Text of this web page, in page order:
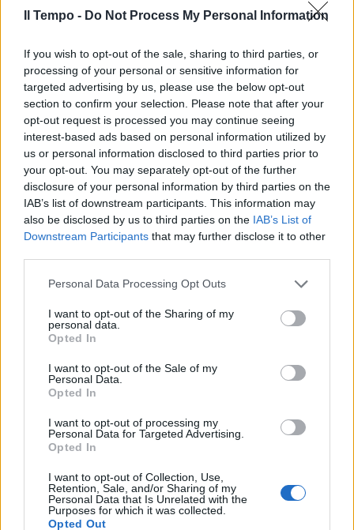
Il Tempo - Do Not Process My Personal Information
If you wish to opt-out of the sale, sharing to third parties, or
processing of your personal or sensitive information for
targeted advertising by us, please use the below opt-out
section to confirm your selection. Please note that after your
opt-out request is processed you may continue seeing
interest-based ads based on personal information utilized by
us or personal information disclosed to third parties prior to
your opt-out. You may separately opt-out of the further
disclosure of your personal information by third parties on the
IAB’s list of downstream participants. This information may
also be disclosed by us to third parties on the IAB’s List of
Downstream Participants that may further disclose it to other
Personal Data Processing Opt Outs
I want to opt-out of the Sharing of my
personal data.
Opted In
I want to opt-out of the Sale of my
Personal Data.
Opted In
I want to opt-out of processing my
Personal Data for Targeted Advertising.
Opted In
I want to opt-out of Collection, Use,
Retention, Sale, and/or Sharing of my
Personal Data that Is Unrelated with the
Purposes for which it was collected.
Opted Out
Hawala, il sistema usato da
trafficanti e terroristi per
muovere il denaro
10/06/2026
LEGAMI CON HAMAS
La Fratellanza Musulmana e la
marcia dell'Islam sulle
istituzioni italiane
10/06/2026
TERRORISMO
l'inchiesta de Il Tempo in
Parlamento
INDAGINE GIORNALISTICA
Finanziamenti ad Hamas, il TG4
porta in tv l'inchiesta de Il
Tempo. “Potenziale dirompente”
09/06/2026